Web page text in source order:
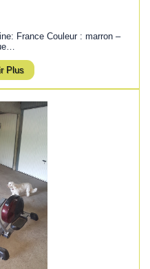
France Couleur : marron –
Plus